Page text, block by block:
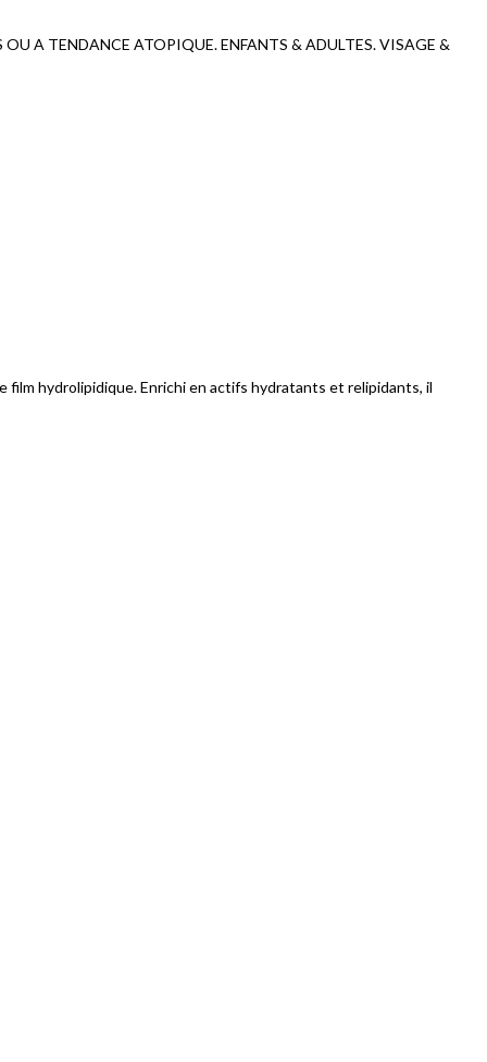
OU A TENDANCE ATOPIQUE. ENFANTS & ADULTES. VISAGE &
hydrolipidique. Enrichi en actifs hydratants et relipidants, il